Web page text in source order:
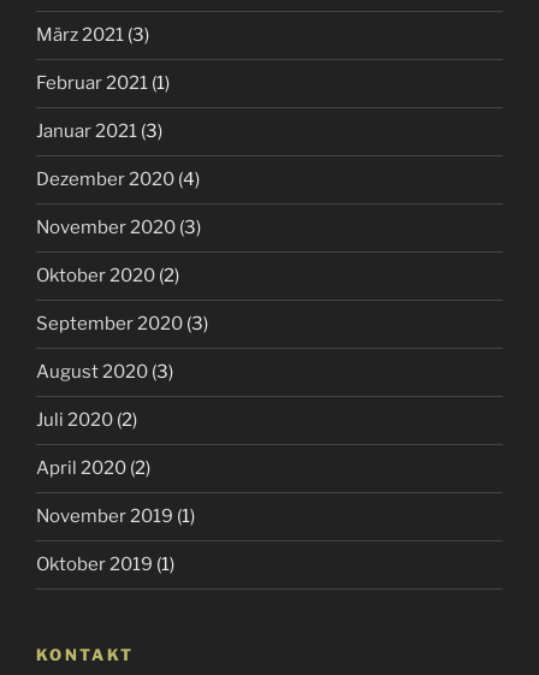
März 2021 (3)
Februar 2021 (1)
Januar 2021 (3)
Dezember 2020 (4)
November 2020 (3)
Oktober 2020 (2)
September 2020 (3)
August 2020 (3)
Juli 2020 (2)
April 2020 (2)
November 2019 (1)
Oktober 2019 (1)
KONTAKT